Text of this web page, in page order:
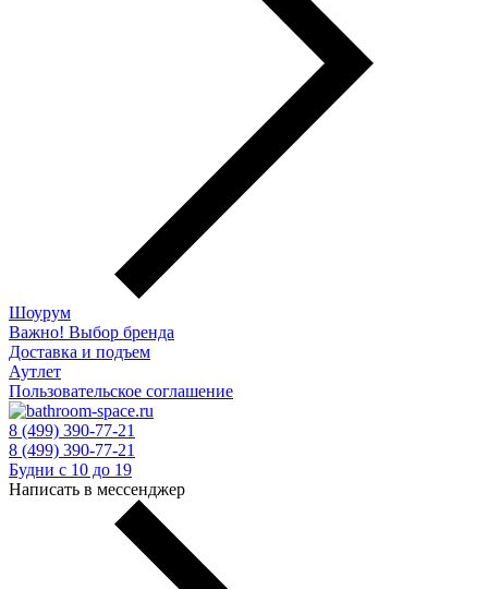
Шоурум
Важно! Выбор бренда
Доставка и подъем
Аутлет
Пользовательское соглашение
8 (499) 390-77-21
8 (499) 390-77-21
Будни с 10 до 19
Написать в мессенджер